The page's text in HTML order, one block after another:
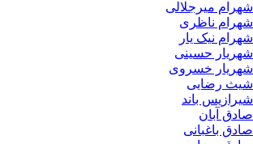
شهرام میرجلالی
شهرام ناظری
شهرام نیک یار
شهریار حسینی
شهریار خسروی
شیث رضایی
شیرازیس باند
صادق آبان
صادق باغبانی